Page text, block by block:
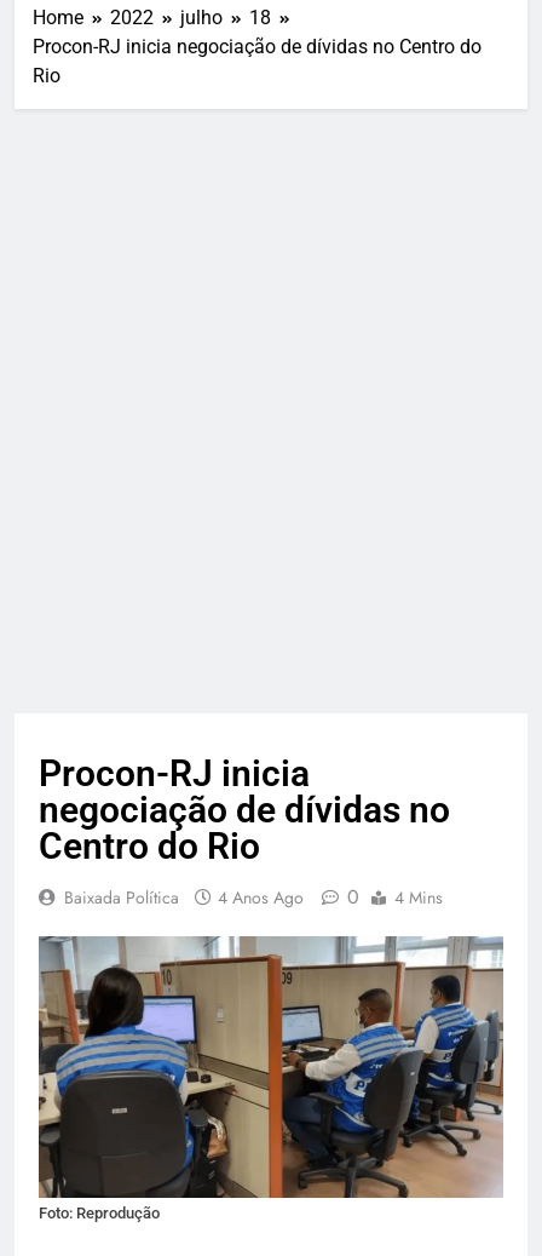
Home 2022 julho
18
Procon-RJ inicia negociação de dívidas no Centro do
Rio
Procon-RJ inicia
negociação de dívidas no
Centro do Rio
Baixada Política 4 Anos Ago 0 4 Mins
Foto: Reprodução